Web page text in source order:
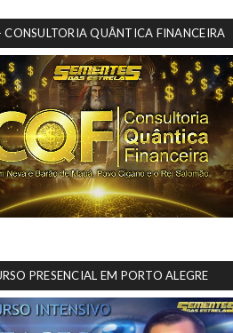
CONSULTORIA QUÂNTICA FINANCEIRA
PRESENCIAL EM PORTO ALEGRE